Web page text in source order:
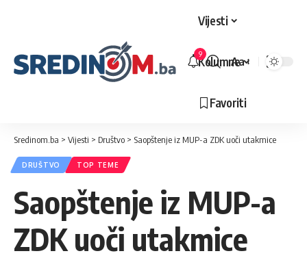
Vijesti
Kolumne
Favoriti
9
Veličina
Aa
Sredinom.ba > Vijesti > Društvo > Saopštenje iz MUP-a ZDK uoči utakmice
DRUŠTVO TOP TEME
Saopštenje iz MUP-a
ZDK uoči utakmice